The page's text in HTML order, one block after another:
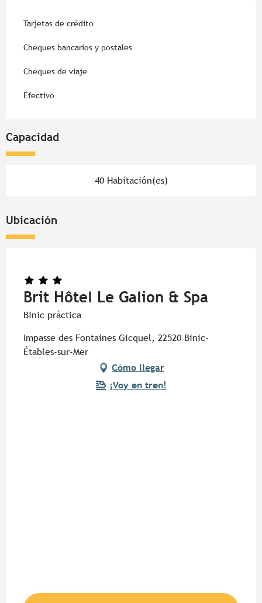
Tarjetas de crédito
Cheques bancarios y postales
Cheques de viaje
Efectivo
Capacidad
40 Habitación(es)
Ubicación
Brit Hôtel Le Galion & Spa
Binic práctica
Impasse des Fontaines Gicquel, 22520 Binic-
Étables-sur-Mer
Cómo llegar
¡Voy en tren!